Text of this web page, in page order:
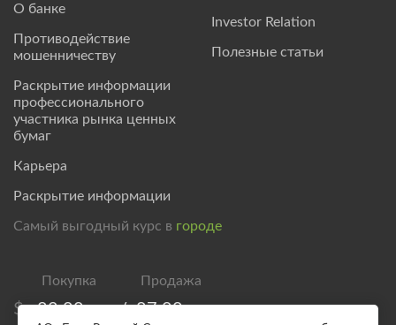
О банке
Противодействие
мошенничеству
Раскрытие информации
профессионального
участника рынка ценных
бумаг
Карьера
Раскрытие информации
Investor Relation
Полезные статьи
Самый выгодный курс в городе
$ 82,00 / 87,00